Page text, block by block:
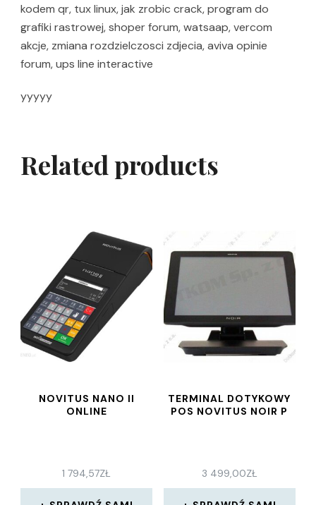
kodem qr, tux linux, jak zrobic crack, program do
grafiki rastrowej, shoper forum, watsaap, vercom
akcje, zmiana rozdzielczosci zdjecia, aviva opinie
forum, ups line interactive
yyyyy
Related products
NOVITUS NANO II
ONLINE
1 794,57ZŁ
TERMINAL DOTYKOWY
POS NOVITUS NOIR P
3 499,00ZŁ